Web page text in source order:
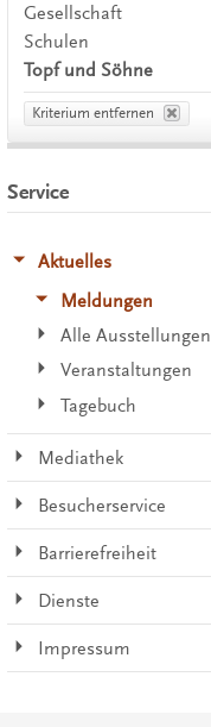
Gesellschaft
Schulen
Topf und Söhne
Kriterium entfernen
Service
Aktuelles
Meldungen
Alle Ausstellungen
Veranstaltungen
Tagebuch
Mediathek
Besucherservice
Barrierefreiheit
Dienste
Impressum